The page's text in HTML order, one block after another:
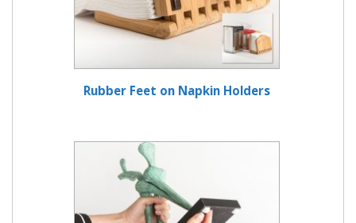
Rubber Feet on Napkin Holders